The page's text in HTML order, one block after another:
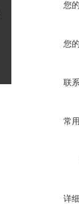
您
您
联
常
详